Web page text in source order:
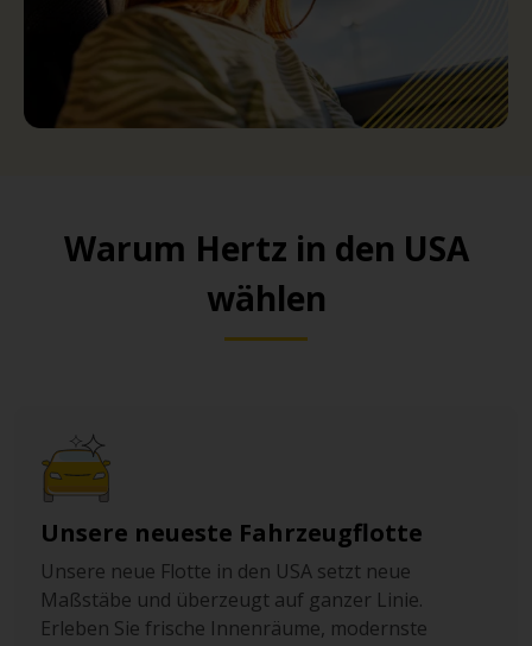
Warum Hertz in den USA
wählen
Unsere neueste Fahrzeugflotte
Unsere neue Flotte in den USA setzt neue
Maßstäbe und überzeugt auf ganzer Linie.
Erleben Sie frische Innenräume, modernste